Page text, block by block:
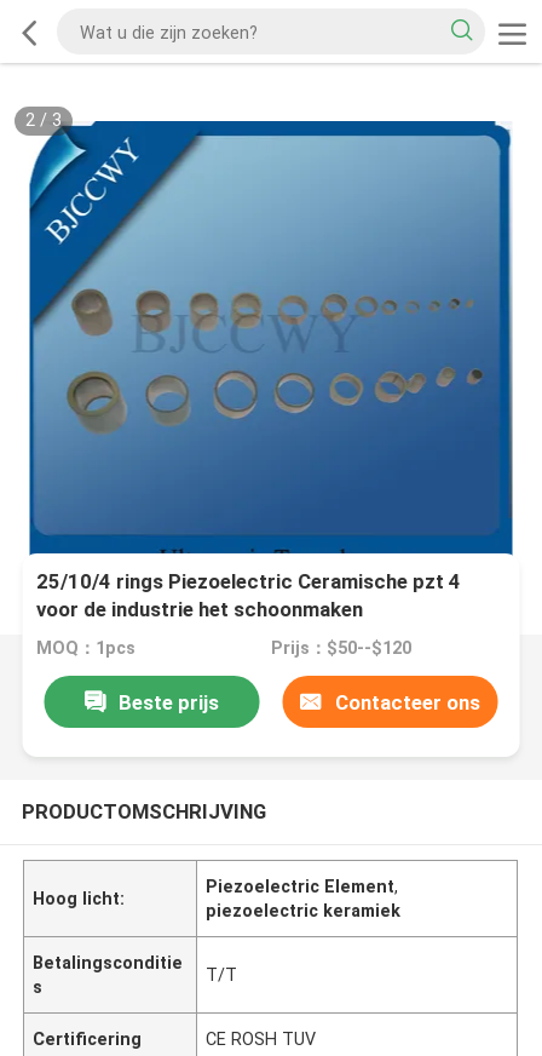
2/ 3
25/10/4 rings Piezoelectric Ceramische pzt 4
voor de industrie het schoonmaken
MOQ：1pcs Prijs：$50--$120
Beste prijs Contacteer ons
PRODUCTOMSCHRIJVING
Hoog licht:
Piezoelectric Element,
piezoelectric keramiek
Betalingsconditie
s
T/T
Certificering CE ROSH TUV